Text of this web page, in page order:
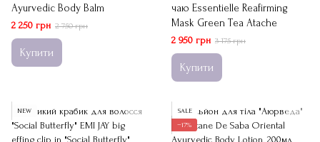
Ayurvedic Body Balm
2 250 грн 2 750 грн
Купити
чаю Essentielle Reafirming
Mask Green Tea Atache
2 950 грн 3 175 грн
Купити
NEW
SALE
−17%